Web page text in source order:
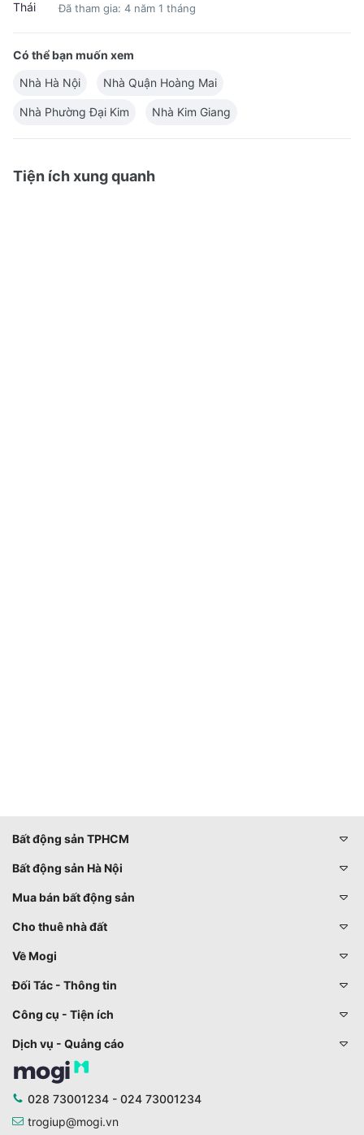
Đã tham gia: 4 năm 1 tháng
Có thể bạn muốn xem
Nhà Hà Nội
Nhà Quận Hoàng Mai
Nhà Phường Đại Kim Nhà Kim Giang
Tiện ích xung quanh
Bất động sản TPHCM
Bất động sản Hà Nội
Mua bán bất động sản
Cho thuê nhà đất
Về Mogi
Đối Tác - Thông tin
Công cụ - Tiện ích
Dịch vụ - Quảng cáo
028 73001234 - 024 73001234
trogiup@mogi.vn